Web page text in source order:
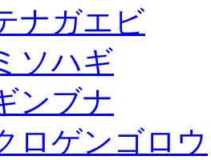
ナガエビ
ソハギ
ンブナ
ロゲンゴロウ